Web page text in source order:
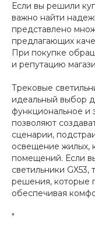
Если вы решили
важно найти
представлено
предлагающих
При покупке
и репутацию
Трековые
идеальный выбор
функциональное
позволяют
сценарии,
освещение жилых,
помещений. Если
светильники
решения, которые
обеспечивая
"